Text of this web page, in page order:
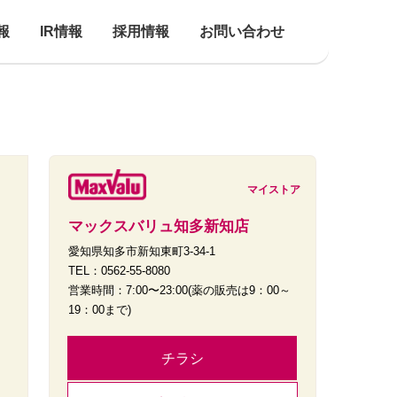
IR情報 採用情報 お問い合わせ
マイストア
マックスバリュ知多新知店
愛知県知多市新知東町3-34-1
TEL：0562-55-8080
営業時間：7:00〜23:00(薬の販売は9：00～
19：00まで)
チラシ